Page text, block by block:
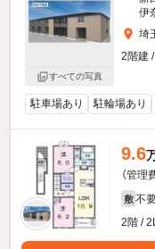
すべての写真
伊
埼
2階建
駐車場あり 駐輪場あり
9.6
（管理
敷 不
2階 /